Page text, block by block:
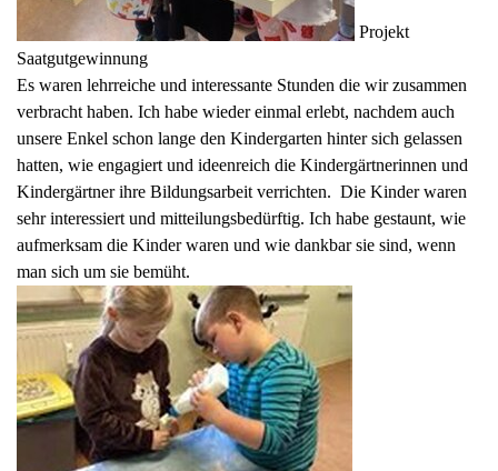
Projekt
Saatgutgewinnung
Es waren lehrreiche und interessante Stunden die wir zusammen
verbracht haben. Ich habe wieder einmal erlebt, nachdem auch
unsere Enkel schon lange den Kindergarten hinter sich gelassen
hatten, wie engagiert und ideenreich die Kindergärtnerinnen und
Kindergärtner ihre Bildungsarbeit verrichten. Die Kinder waren
sehr interessiert und mitteilungsbedürftig. Ich habe gestaunt, wie
aufmerksam die Kinder waren und wie dankbar sie sind, wenn
man sich um sie bemüht.